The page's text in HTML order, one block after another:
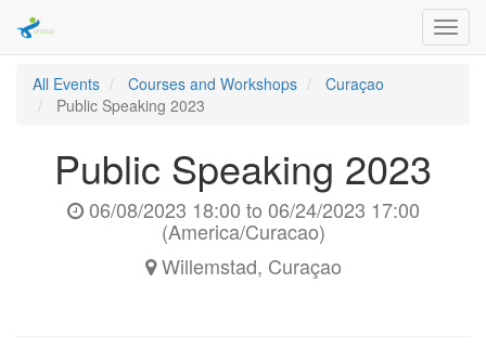
All Events
Courses and Workshops
Curaçao
Public Speaking 2023
Public Speaking 2023
06/08/2023 18:00 to 06/24/2023 17:00
(America/Curacao)
Willemstad, Curaçao